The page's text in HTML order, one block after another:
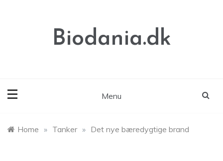
Biodania.dk
Menu
Home » Tanker » Det nye bæredygtige brand